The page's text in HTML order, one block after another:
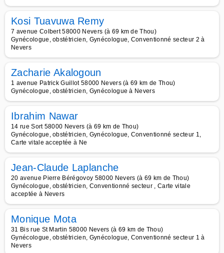
Kosi Tuavuwa Remy
7 avenue Colbert 58000 Nevers (à 69 km de Thou)
Gynécologue, obstétricien, Gynécologue, Conventionné secteur 2 à
Nevers
Zacharie Akalogoun
1 avenue Patrick Guillot 58000 Nevers (à 69 km de Thou)
Gynécologue, obstétricien, Gynécologue à Nevers
Ibrahim Nawar
14 rue Sort 58000 Nevers (à 69 km de Thou)
Gynécologue, obstétricien, Gynécologue, Conventionné secteur 1,
Carte vitale acceptée à Ne
Jean-Claude Laplanche
20 avenue Pierre Bérégovoy 58000 Nevers (à 69 km de Thou)
Gynécologue, obstétricien, Conventionné secteur , Carte vitale
acceptée à Nevers
Monique Mota
31 Bis rue St Martin 58000 Nevers (à 69 km de Thou)
Gynécologue, obstétricien, Gynécologue, Conventionné secteur 1 à
Nevers